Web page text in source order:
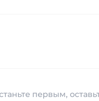
первым,